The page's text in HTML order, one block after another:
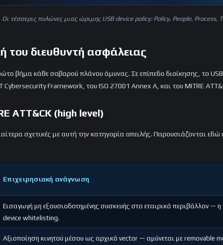
Οι τέσσερις πυλώνες μιας ώριμης USB device policy: Policy, People, Process,
του διευθυντή ασφάλειας
βήμα κάθε σοβαρού πλάνου άμυνας. Σε επίπεδο διοίκησης, το
Cybersecurity Framework, του ISO 27001 Annex A, και του MITRE
ATT&CK (high level)
σχετικές με αυτή την κατηγορία απειλής. Παρουσιάζονται εδώ
Επιχειρησιακή ανάγνωση
Εισαγωγή μη εξουσιοδοτημένης συσκευής στο εταιρικό περιβάλλον —
device whitelisting.
Αξιοποίηση κινητού μέσου ως αρχικό vector — αμύνεται με removable